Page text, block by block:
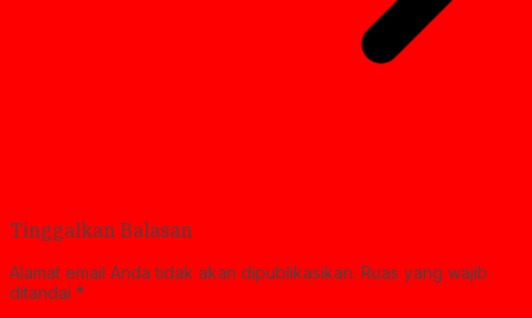
Tinggalkan Balasan
Alamat email Anda tidak akan dipublikasikan. Ruas yang wajib
ditandai *